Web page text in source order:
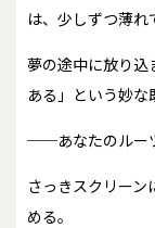
は、少しずつ薄れ
夢の途中に放り込
ある」という妙な
──あなたのルー
さっきスクリー
める。